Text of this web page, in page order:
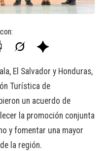
El Salvador y Honduras,
Turística de
un acuerdo de
la promoción conjunta
y fomentar una mayor
la región.